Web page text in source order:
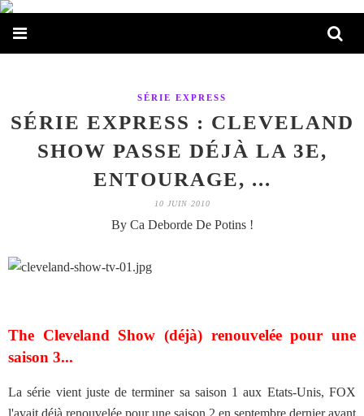
SÉRIE EXPRESS
SÉRIE EXPRESS : CLEVELAND
SHOW PASSE DÉJÀ LA 3E,
ENTOURAGE, ...
10 JUIN 2010
By Ca Deborde De Potins !
The Cleveland Show (déjà) renouvelée pour une
saison 3...
La série vient juste de terminer sa saison 1 aux Etats-Unis, FOX
l'avait déjà renouvelée pour une saison 2 en septembre dernier avant